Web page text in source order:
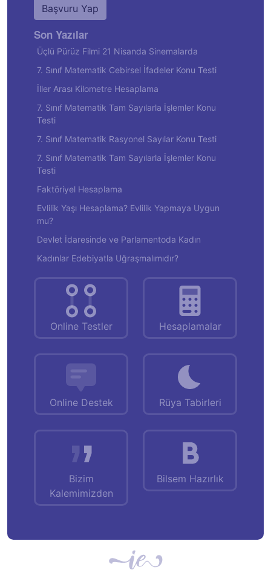
Başvuru Yap
Son Yazılar
Üçlü Pürüz Filmi 21 Nisanda Sinemalarda
7. Sınıf Matematik Cebirsel İfadeler Konu Testi
İller Arası Kilometre Hesaplama
7. Sınıf Matematik Tam Sayılarla İşlemler Konu
Testi
7. Sınıf Matematik Rasyonel Sayılar Konu Testi
7. Sınıf Matematik Tam Sayılarla İşlemler Konu
Testi
Faktöriyel Hesaplama
Evlilik Yaşı Hesaplama? Evlilik Yapmaya Uygun
mu?
Devlet İdaresinde ve Parlamentoda Kadın
Kadınlar Edebiyatla Uğraşmalımıdır?
Online Testler Hesaplamalar
Online Destek Rüya Tabirleri
Bizim
Kalemimizden
Bilsem Hazırlık